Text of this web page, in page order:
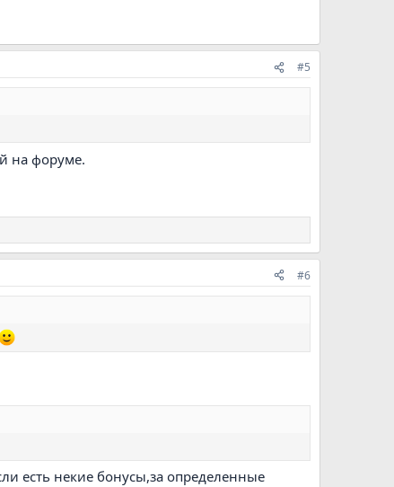
#5
на форуме.
#6
есть некие бонусы,за определенные